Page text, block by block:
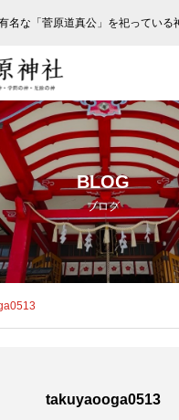
名な「菅原道真公」を祀っている
BLOG
ブログ
takuyaooga0513